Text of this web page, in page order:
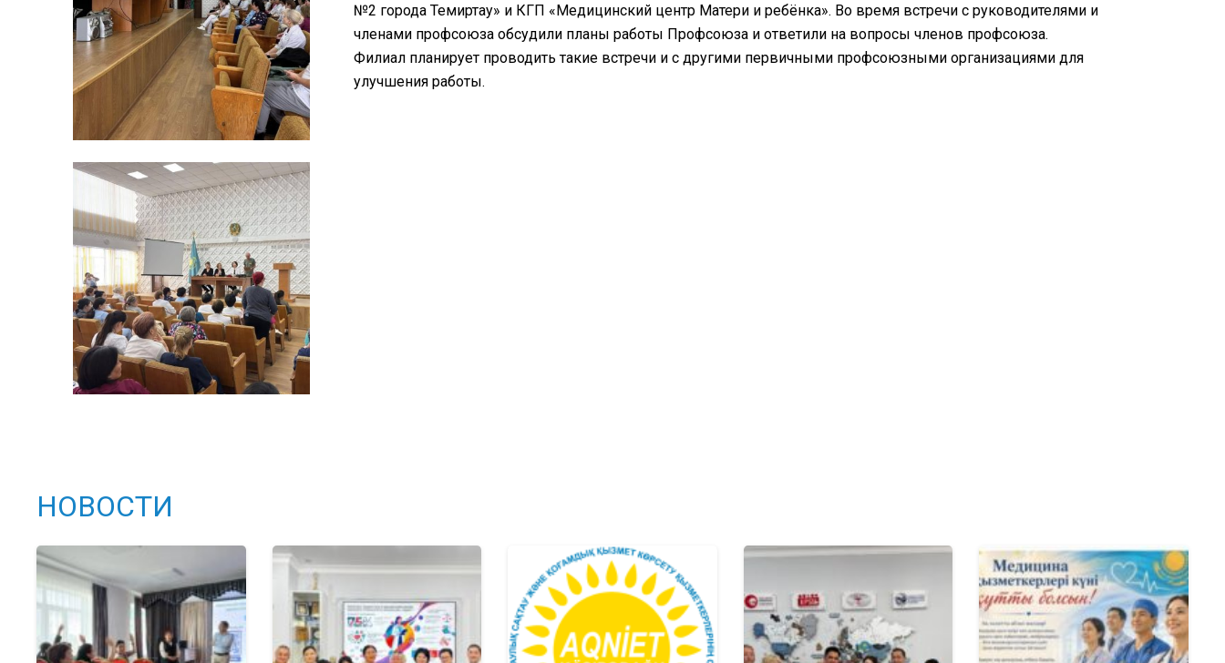
№2 города Темиртау» и КГП «Медицинский центр Матери и ребёнка». Во время встречи с руководителями и
членами профсоюза обсудили планы работы Профсоюза и ответили на вопросы членов профсоюза.
Филиал планирует проводить такие встречи и с другими первичными профсоюзными организациями для
улучшения работы.
НОВОСТИ